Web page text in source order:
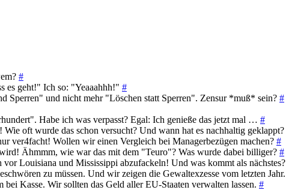
#
es geht!" Ich so: "Yeaaahhh!" #
Sperren" und nicht mehr "Löschen statt Sperren". Zensur *muß* sein? #
Habe ich was verpasst? Egal: Ich genieße das jetzt mal … #
oft wurde das schon versucht? Und wann hat es nachhaltig geklappt?
ver4facht! Wollen wir einen Vergleich bei Managerbezügen machen? #
Ähmmm, wie war das mit dem "Teuro"? Was wurde dabei billiger? #
Louisiana und Mississippi abzufackeln! Und was kommt als nächstes?
zu müssen. Und wir zeigen die Gewaltexzesse vom letzten Jahr.
Kasse. Wir sollten das Geld aller EU-Staaten verwalten lassen. #